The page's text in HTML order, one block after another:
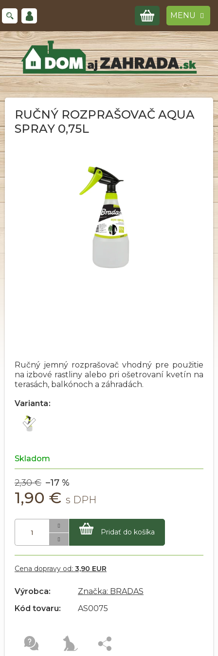
na
obsah
NÁKUPNÝ
RUČNÝ ROZPRAŠOVAČ AQUA
SPRAY 0,75L
Skladom
2,30 € –17 %
1,90 €
Pridať do košíka
Varianta
Ručný jemný rozprašovač vhodný pre použitie
na izbové rastliny alebo pri ošetrovaní kvetín na
terasách, balkónoch a záhradách.
Cena dopravy od: 3,90 EUR
Výrobca:
Značka: BRADAS
Kód tovaru:
AS0075